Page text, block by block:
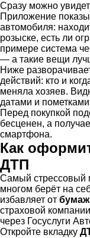
Сразу можно
Приложение
автомобиля:
розыске, есть ли
примере система
— а такие вещи
Ниже
действий: кто и
меняла хозяев.
датами и
Перед покупкой
бесценен, а
смартфона.
Как
ДТП
Самый стрессовый
многом берёт на
избавляет от
страховой
через Госуслуги
Откройте вкладку